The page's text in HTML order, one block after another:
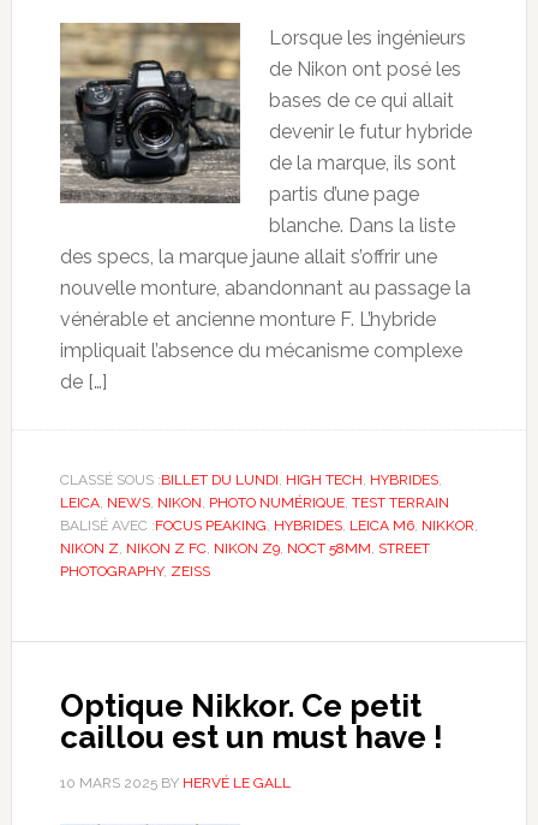
Lorsque les ingénieurs
de Nikon ont posé les
bases de ce qui allait
devenir le futur hybride
de la marque, ils sont
partis d’une page
blanche. Dans la liste
des specs, la marque jaune allait s’offrir une
nouvelle monture, abandonnant au passage la
vénérable et ancienne monture F. L’hybride
impliquait l’absence du mécanisme complexe
de […]
CLASSÉ SOUS :BILLET DU LUNDI HIGH TECH HYBRIDES,
LEICA, NEWS, NIKON PHOTO NUMÉRIQUE, TEST TERRAIN
BALISÉ AVEC :FOCUS PEAKING HYBRIDES, LEICA M6, NIKKOR
NIKON Z NIKON Z FC, NIKON Z9, NOCT 58MM STREET
PHOTOGRAPHY, ZEISS
Optique Nikkor. Ce petit
caillou est un must have !
10 MARS 2025BY HERVÉ LE GALL